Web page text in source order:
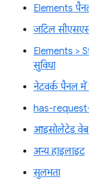
Elements
जटिल
Elements >
सुविधा
नेटवर्क पैनल में
has-
आइसोलेटेड
अन्य हाइलाइट
सुलभता